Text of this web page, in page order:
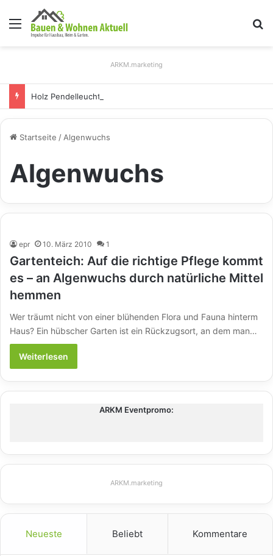
Menü
ARKM.marketing
Startseite / Algenwuchs
Algenwuchs
epr 10. März 2010 1
Gartenteich: Auf die richtige Pflege kommt
es – an Algenwuchs durch natürliche Mittel
hemmen
Wer träumt nicht von einer blühenden Flora und Fauna hinterm
Haus? Ein hübscher Garten ist ein Rückzugsort, an dem man…
Weiterlesen
ARKM Eventpromo:
ARKM.marketing
Neueste Beliebt Kommentare